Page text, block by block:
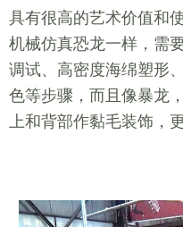
具有很高的艺术价值和
机械仿真恐龙一样，需
调试、高密度海绵塑形
色等步骤，而且像暴龙
上和背部作黏毛装饰，